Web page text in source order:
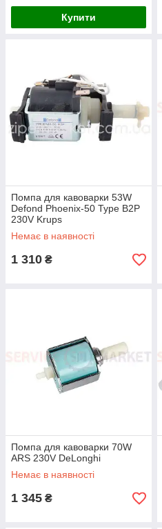
Купити
Помпа для кавоварки 53W
Defond Phoenix-50 Type B2P
230V Krups
Немає в наявності
1 310 ₴
Помпа для кавоварки 70W
ARS 230V DeLonghi
Немає в наявності
1 345 ₴